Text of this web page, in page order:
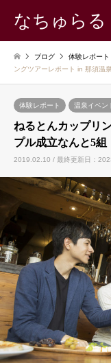
なちゅらる
ブログ 体験レポート
ングツアーレポート in 那須温
体験レポート 温泉イベン
ねるとんカップリ
プル成立なんと5組
2019.02.10 / 最終更新日：